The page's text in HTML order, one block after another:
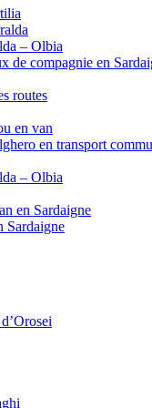
– Olbia
de compagnie en
routes
en van
en transport
– Olbia
en Sardaigne
Sardaigne